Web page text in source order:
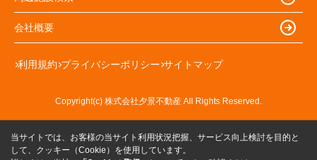
会社概要
利用規約 プライバシーポリシー サイトマップ
Copyright(c) 株式会社夕景不動産 All Rights Reserved.
当サイトでは、お客様の当サイト利用状況把握、サービス向上検討を目的と
して、クッキー（Cookie）を使用しています。